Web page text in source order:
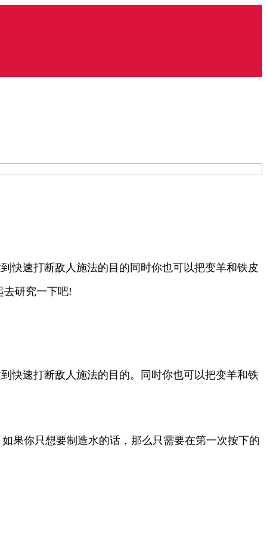
快速打断敌人施法的目的同时你也可以把变羊和铁皮
去研究一下吧!
快速打断敌人施法的目的。同时你也可以把变羊和铁
果你只想要制造水的话，那么只需要在第一次按下的